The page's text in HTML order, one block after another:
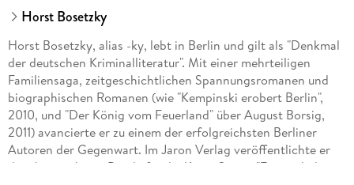
Horst Bosetzky
Horst Bosetzky, alias -ky, lebt in Berlin und gilt als "Denkmal
der deutschen Kriminalliteratur". Mit einer mehrteiligen
Familiensaga, zeitgeschichtlichen Spannungsromanen und
biographischen Romanen (wie "Kempinski erobert Berlin",
2010, und "Der König vom Feuerland" über August Borsig,
2011) avancierte er zu einem der erfolgreichsten Berliner
Autoren der Gegenwart. Im Jaron Verlag veröffentlichte er
daneben mehrere Bände für die Krimi-Serien "Es geschah in